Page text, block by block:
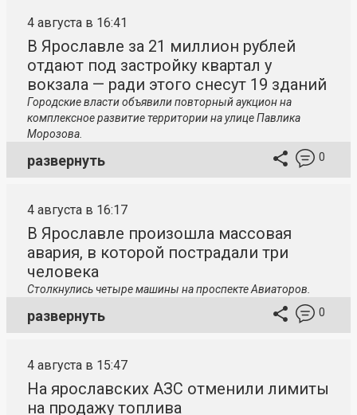
4 августа в 16:41
В Ярославле за 21 миллион рублей
отдают под застройку квартал у
вокзала — ради этого снесут 19 зданий
Городские власти объявили повторный аукцион на
комплексное развитие территории на улице Павлика
Морозова.
развернуть 0
4 августа в 16:17
В Ярославле произошла массовая
авария, в которой пострадали три
человека
Столкнулись четыре машины на проспекте Авиаторов.
развернуть 0
4 августа в 15:47
На ярославских АЗС отменили лимиты
на продажу топлива